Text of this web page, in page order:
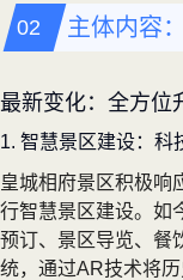
主体内容
最新变化：全方位
1. 智慧景区建设：科
皇城相府景区积极响
行智慧景区建设。如
预订、景区导览、餐
统，通过AR技术将